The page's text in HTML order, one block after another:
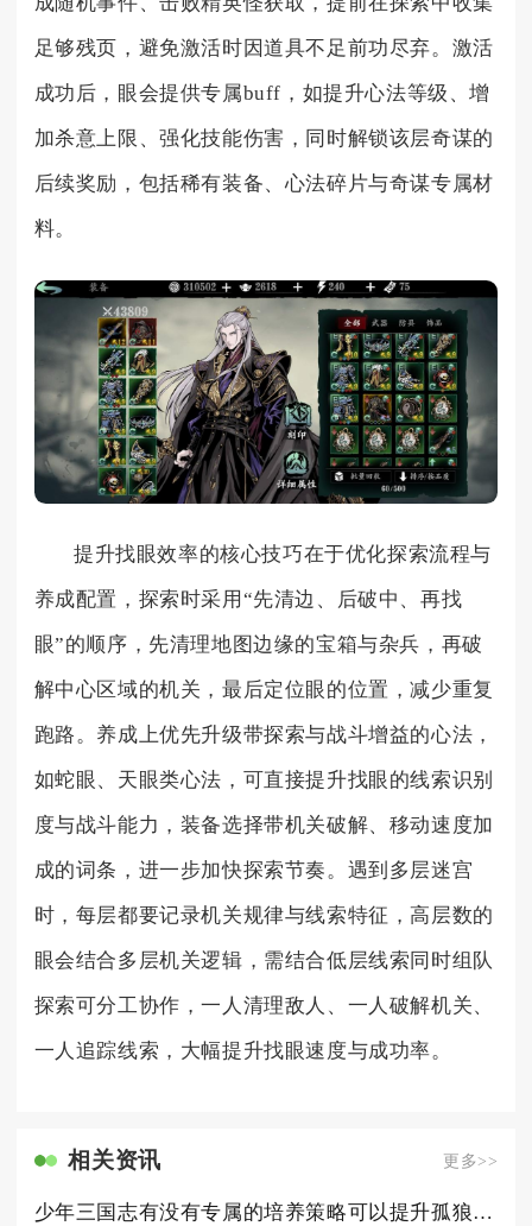
足够残页，避免激活时因道具不足前功尽弃。激活
成功后，眼会提供专属buff，如提升心法等级、增
加杀意上限、强化技能伤害，同时解锁该层奇谋的
后续奖励，包括稀有装备、心法碎片与奇谋专属材
料。
提升找眼效率的核心技巧在于优化探索流程与
养成配置，探索时采用“先清边、后破中、再找
眼”的顺序，先清理地图边缘的宝箱与杂兵，再破
解中心区域的机关，最后定位眼的位置，减少重复
跑路。养成上优先升级带探索与战斗增益的心法，
如蛇眼、天眼类心法，可直接提升找眼的线索识别
度与战斗能力，装备选择带机关破解、移动速度加
成的词条，进一步加快探索节奏。遇到多层迷宫
时，每层都要记录机关规律与线索特征，高层数的
眼会结合多层机关逻辑，需结合低层线索同时组队
探索可分工协作，一人清理敌人、一人破解机关、
一人追踪线索，大幅提升找眼速度与成功率。
相关资讯 更多>>
少年三国志有没有专属的培养策略可以提升孤狼魏延